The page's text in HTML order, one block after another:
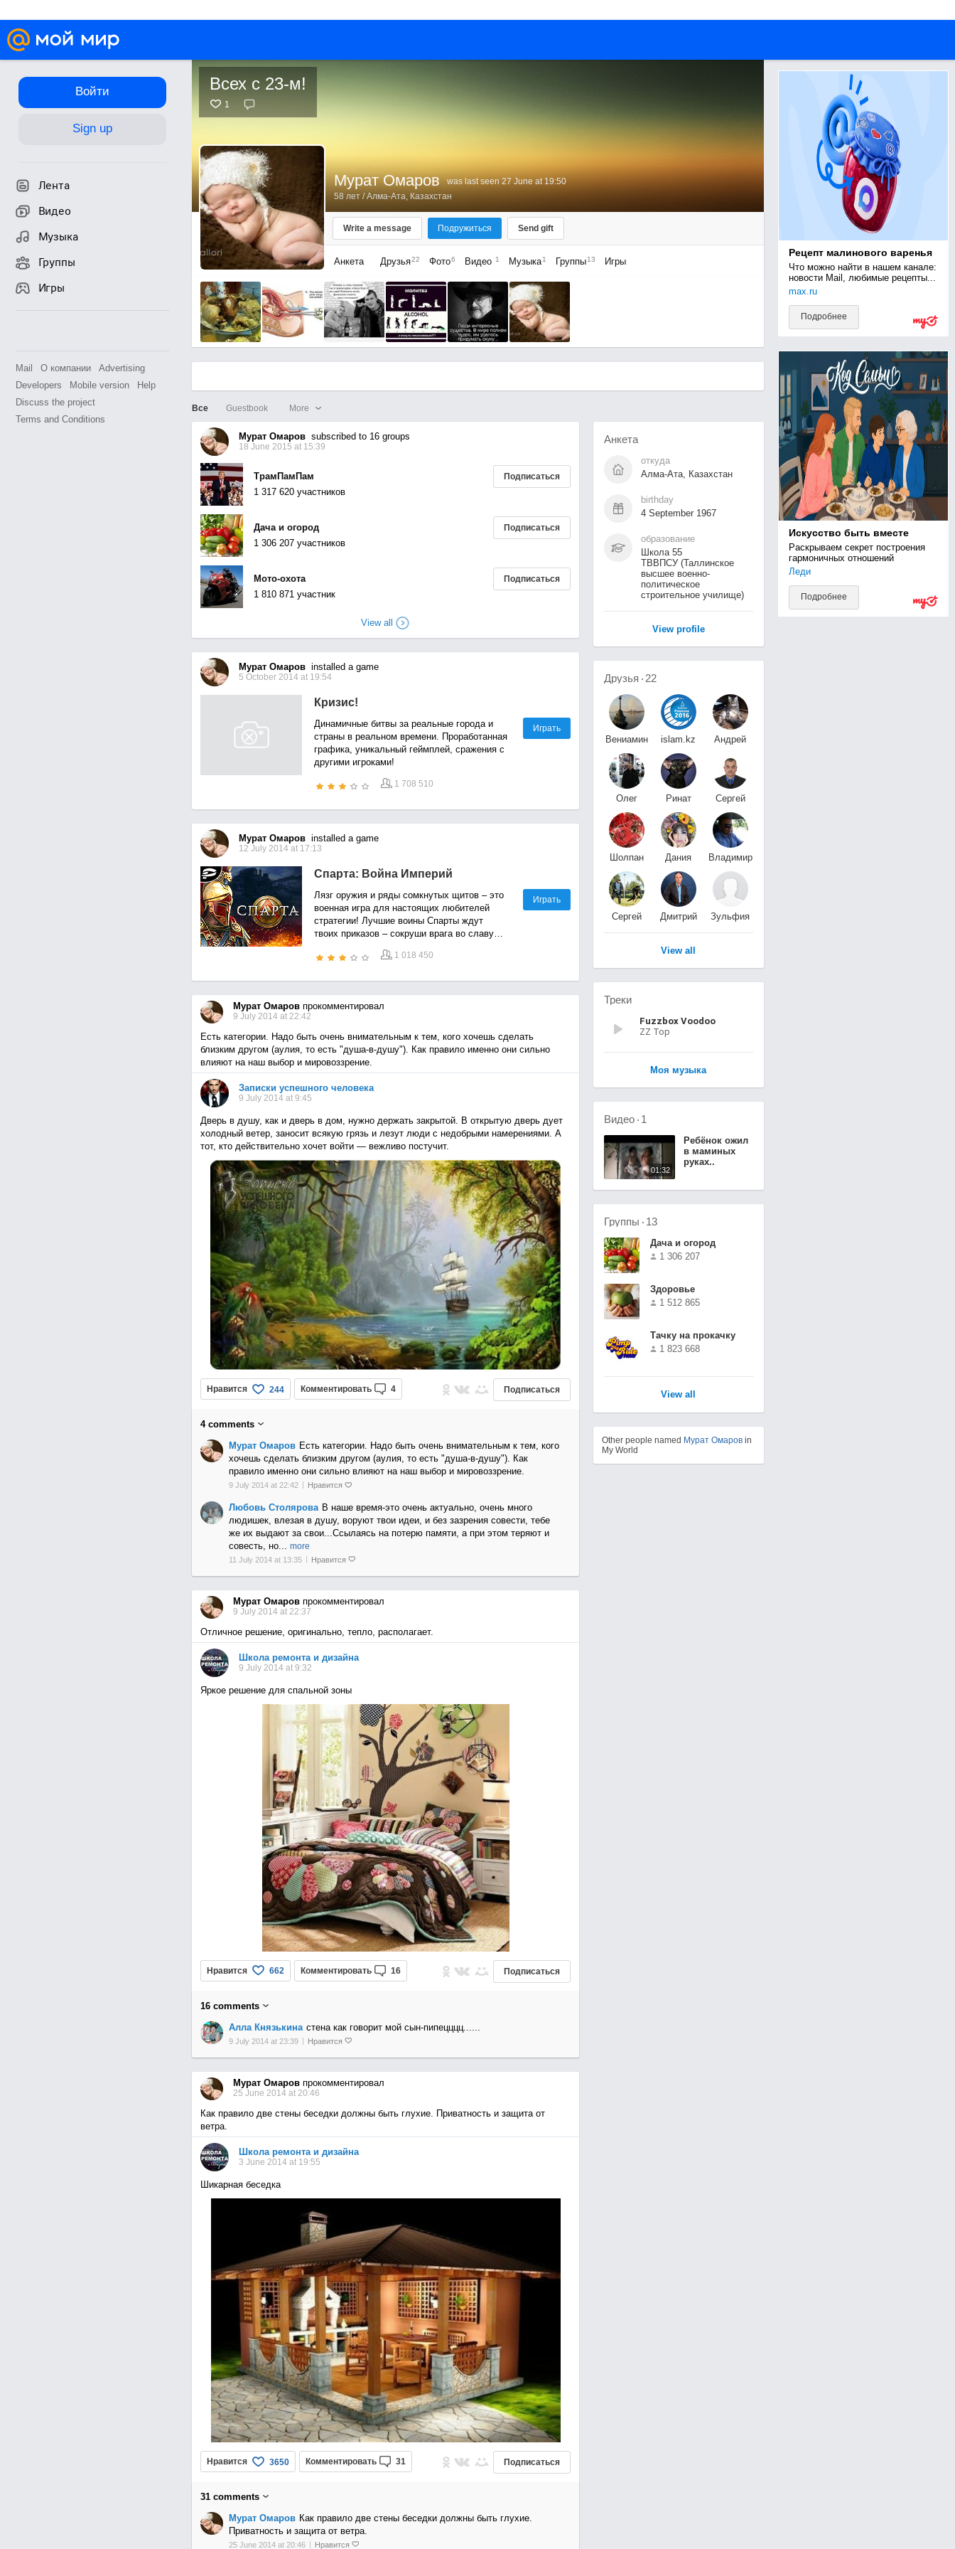
Войти
Sign up
Лента
Видео
Музыка
Группы
Игры
Mail О компании
Advertising
Developers
Mobile version
Help
Discuss the project
Terms and Conditions
Мурат Омаров
was last seen 27 June at 19:50
58 лет/Алма-Ата, Казахстан
Всех с 23-м!
1
Write a message Подружиться Send gift
Анкета Друзья22 Фото6 Видео 1 Музыка 1 Группы 13 Игры
Все Guestbook More
Мурат Омаровsubscribed to 16 groups
18 June 2015 at 15:39
ТрамПамПам
1 317 620 участников
Подписаться
Дача и огород
1 306 207 участников
Подписаться
Мото-охота
1 810 871 участник
Подписаться
View all
Мурат Омаровinstalled a game
5 October 2014 at 19:54
Кризис!
Динамичные битвы за реальные города и
страны в реальном времени. Проработанная
графика, уникальный геймплей, сражения с
другими игроками!
1 708 510
Играть
Мурат Омаровinstalled a game
12 July 2014 at 17:13
Спарта: Война Империй
Лязг оружия и ряды сомкнутых щитов – это
военная игра для настоящих любителей
стратегии! Лучшие воины Спарты ждут
твоих приказов – сокруши врага во славу
1 018 450
Играть
Мурат Омаровпрокомментировал
9 July 2014 at 22:42
Есть категории. Надо быть очень внимательным к тем, кого хочешь сделать
близким другом (аулия, то есть "душа-в-душу"). Как правило именно они сильно
влияют на наш выбор и мировоззрение.
Записки успешного человека
9 July 2014 at 9:45
Дверь в душу, как и дверь в дом, нужно держать закрытой. В открытую дверь дует
холодный ветер, заносит всякую грязь и лезут люди с недобрыми намерениями. А
тот, кто действительно хочет войти — вежливо постучит.
Подписаться
Нравится 244 Комментировать 4
4comments
Мурат Омаров Есть категории. Надо быть очень внимательным к тем, кого
хочешь сделать близким другом (аулия, то есть "душа-в-душу"). Как
правило именно они сильно влияют на наш выбор и мировоззрение.
9 July 2014 at 22:42 Нравится
Любовь Столярова В наше время-это очень актуально, очень много
людишек, влезая в душу, воруют твои идеи, и без зазрения совести, тебе
же их выдают за свои...Ссылаясь на потерю памяти, а при этом теряют и
совесть, но... more
11 July 2014 at 13:35 Нравится
Мурат Омаровпрокомментировал
9 July 2014 at 22:37
Отличное решение, оригинально, тепло, располагает.
Школа ремонта и дизайна
9 July 2014 at 9:32
Яркое решение для спальной зоны
Подписаться
Нравится 662 Комментировать 16
16comments
Алла Князькина стена как говорит мой сын-пипецццц......
9 July 2014 at 23:39 Нравится
Мурат Омаровпрокомментировал
25 June 2014 at 20:46
Как правило две стены беседки должны быть глухие. Приватность и защита от
ветра.
Школа ремонта и дизайна
3 June 2014 at 19:55
Шикарная беседка
Подписаться
Нравится 3650 Комментировать 31
31comments
Мурат Омаров Как правило две стены беседки должны быть глухие.
Приватность и защита от ветра.
25 June 2014 at 20:46 Нравится
Анкета
откуда
Алма-Ата, Казахстан
birthday
4 September 1967
образование
Школа 55
ТВВПСУ (Таллинское
высшее военно-
политическое
строительное училище)
View profile
Рецепт малинового варенья
Что можно найти в нашем канале:
новости Mail, любимые рецепты...
max.ru
Подробнее
Искусство быть вместе
Раскрываем секрет построения
гармоничных отношений
Леди
Подробнее
Друзья 22
Вениамин
islam.kz
Андрей
Олег
Ринат
Сергей
Шолпан
Дания
Владимир
Сергей
Дмитрий
Зульфия
View all
Треки
Fuzzbox Voodoo
ZZ Top
Моя музыка
Видео 1
01:32
Ребёнок ожил
в маминых
руках..
Группы 13
Дача и огород
1 306 207
Здоровье
1 512 865
Тачку на прокачку
1 823 668
View all
Other people named Мурат Омаровin
My World